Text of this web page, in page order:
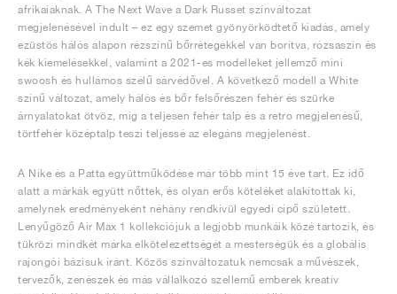
afrikaiaknak. A The Next Wave a Dark Russet színváltozat
megjelenésével indult – ez egy szemet gyönyörködtető kiadás, amely
ezüstös hálós alapon rézszínű bőrrétegekkel van borítva, rózsaszín és
kék kiemelésekkel, valamint a 2021-es modelleket jellemző mini
swoosh és hullámos szélű sárvédővel. A következő modell a White
színű változat, amely hálós és bőr felsőrészen fehér és szürke
árnyalatokat ötvöz, míg a teljesen fehér talp és a retro megjelenésű,
törtfehér középtalp teszi teljessé az elegáns megjelenést.
A Nike és a Patta együttműködése már több mint 15 éve tart. Ez idő
alatt a márkák együtt nőttek, és olyan erős köteléket alakítottak ki,
amelynek eredményeként néhány rendkívül egyedi cipő született.
Lenyűgöző Air Max 1 kollekciójuk a legjobb munkáik közé tartozik, és
tükrözi mindkét márka elkötelezettségét a mesterségük és a globális
rajongói bázisuk iránt. Közös színváltozatuk nemcsak a művészek,
tervezők, zenészek és más vállalkozó szellemű emberek kreatív